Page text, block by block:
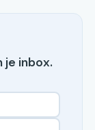
je inbox.